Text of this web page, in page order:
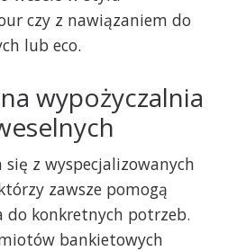
czy z nawiązaniem do
lub eco.
wypożyczalnia
się z wyspecjalizowanych
zawsze pomogą
do konkretnych potrzeb.
bankietowych